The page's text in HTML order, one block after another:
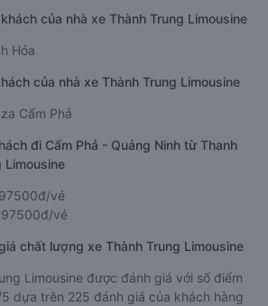
của nhà xe Thành Trung Limousine
Hóa
của nhà xe Thành Trung Limousine
Cẩm Phả
đi Cẩm Phả - Quảng Ninh từ Thanh
Limousine
vé
vé
chất lượng xe Thành Trung Limousine
Limousine được đánh giá với số điểm
dựa trên 225 đánh giá của khách hàng